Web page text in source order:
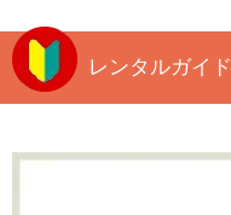
レンタルガイド